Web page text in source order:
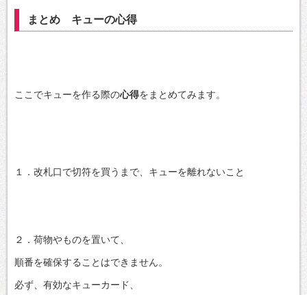
まとめ キューの心得
ここでキューを作る際の心得をまとめてみます。
１．改札口で切符を買うまで、キューを離れないこと
２．荷物やものを置いて、
順番を確保することはできません。
必ず、有効なキューカード、